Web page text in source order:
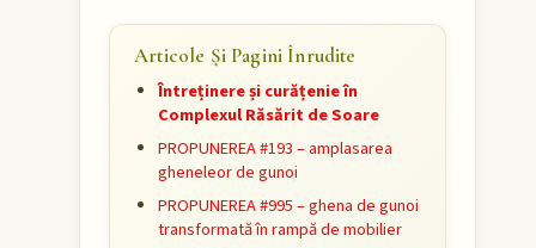
Articole Și Pagini Înrudite
Întreținere și curățenie în
Complexul Răsărit de Soare
PROPUNEREA #193 – amplasarea
gheneleor de gunoi
PROPUNEREA #995 – ghena de gunoi
transformată în rampă de mobilier